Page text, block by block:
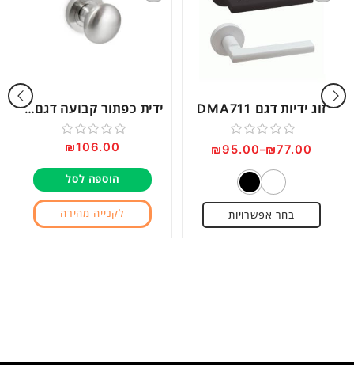
זוג ידיות דגם DMA711
דורג
מתוך
5
₪77.00
–
₪95.00
בחר אפשרויות
ידית כפתור קבועה דגם DM413 ניקל מוברש
דורג
0
5
₪106.00
הוספה לסל
לקנייה מהירה